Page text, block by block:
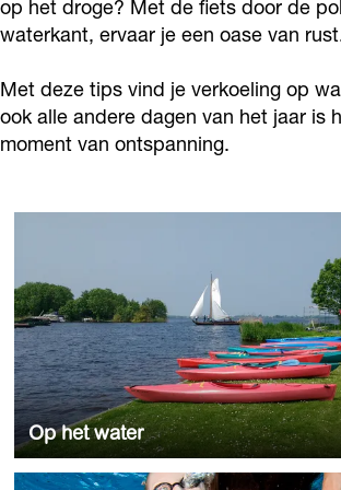
op het droge? Met de fiets door de
waterkant, ervaar je een oase van
Met deze tips vind je verkoeling op
ook alle andere dagen van het jaar is
moment van ontspanning.
Op het water
Met de kano of een SUP board de
h
e
t
w
a
t
e
r
I